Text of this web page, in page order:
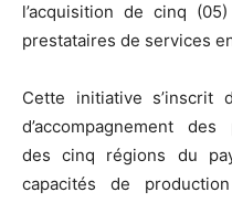
l’acquisition de cinq
prestataires de services
Cette initiative s’inscrit
d’accompagnement
des cinq régions du
capacités de